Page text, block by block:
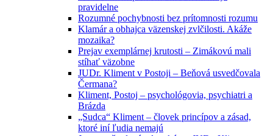
pravidelne
Rozumné pochybnosti bez prítomnosti rozumu
Klamár a obhajca väzenskej zvlčilosti. Akáže
mozaika?
Prejav exemplárnej krutosti – Zimákovú mali
stíhať väzobne
JUDr. Kliment v Postoji – Beňová usvedčovala
Čermana?
Kliment, Postoj – psychológovia, psychiatri a
Brázda
„Sudca“ Kliment – človek princípov a zásad,
ktoré iní ľudia nemajú